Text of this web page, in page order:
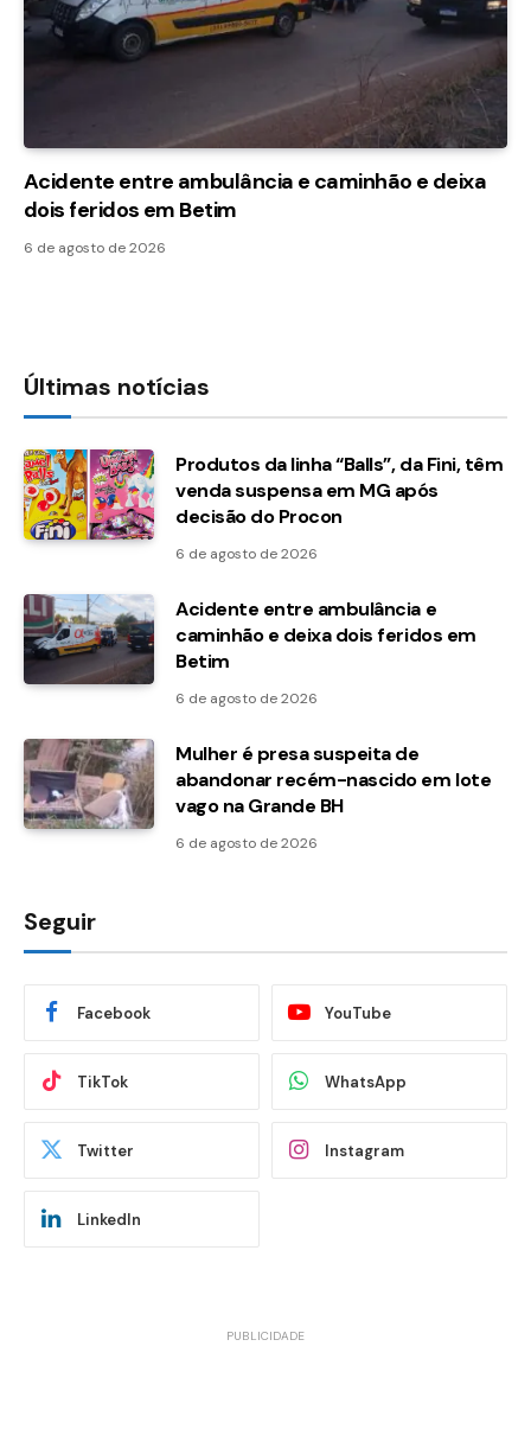
Acidente entre ambulância e caminhão e deixa
dois feridos em Betim
6 de agosto de 2026
Últimas notícias
Produtos da linha “Balls”, da Fini, têm
venda suspensa em MG após
decisão do Procon
6 de agosto de 2026
Acidente entre ambulância e
caminhão e deixa dois feridos em
Betim
6 de agosto de 2026
Mulher é presa suspeita de
abandonar recém-nascido em lote
vago na Grande BH
6 de agosto de 2026
Seguir
Facebook YouTube
TikTok WhatsApp
Twitter Instagram
LinkedIn